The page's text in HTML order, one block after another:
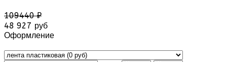
109440 ₽
48 927 руб
Оформление